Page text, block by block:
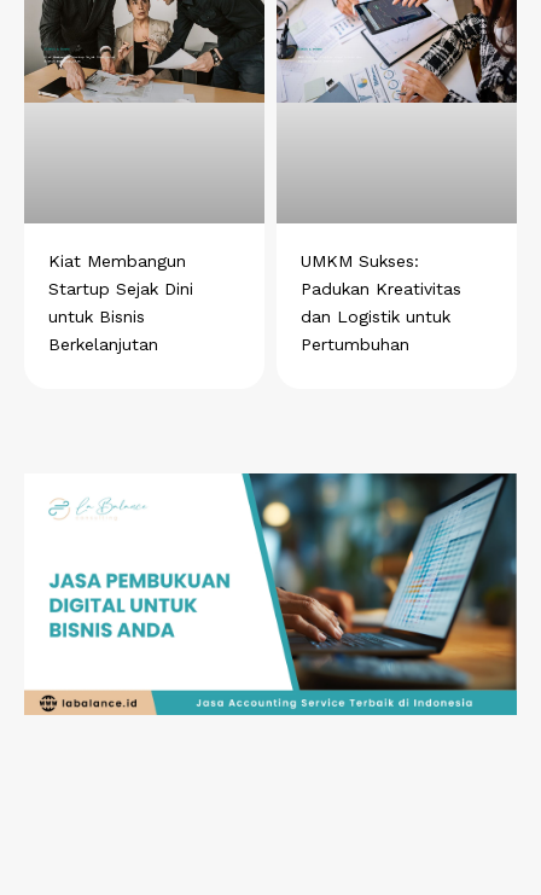
Kiat Membangun
Startup Sejak Dini
untuk Bisnis
Berkelanjutan
UMKM Sukses:
Padukan Kreativitas
dan Logistik untuk
Pertumbuhan